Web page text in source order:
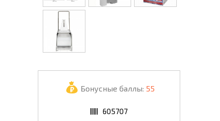
Бонусные баллы: 55
605707